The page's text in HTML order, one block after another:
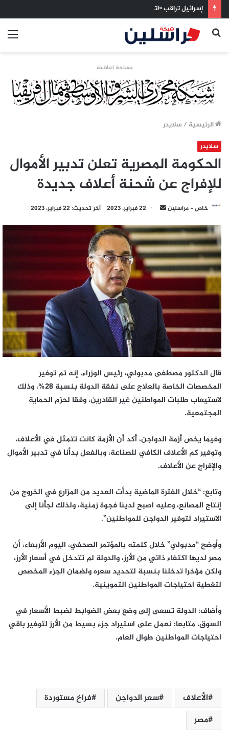
بحث
مساحة اعلانية
الرئيسية / سلايدر
سلايدر
الحكومة المصرية تعلن تدبير الأموال
للإفراج عن شحنة أعلاف جديدة
خاص - مراسلين
أرسل
إلكترونيا
22 فبراير، 2023 آخر تحديث: 22 فبراير، 2023
قال الدكتور مصطفى مدبولي، رئيس الوزراء، إنه تم توفير
المخصصات الخاصة بالعلاج على نفقة الدولة بنسبة 28%، وذلك
لاستيعاب طلبات المواطنين غير القادرين، وفقا لحزم الحماية
المجتمعية.
وفيما يخص أزمة الدواجن، أكد أن الأزمة كانت تتمثل في الأعلاف،
وتوفير كم الأعلاف الكافي للصناعة، وبالفعل بدأنا في تدبير الأموال
والإفراج عن الأعلاف.
وتابع: “خلال الفترة الماضية بدأت العديد من المزارع في الخروج من
إنتاج المصانع، وعليه اصبح لدينا فجوة زمنية، ولذلك لجأنا إلى
الاستيراد لتوفير الدواجن للمواطنين”.
وأوضح “مدبولي” خلال كلمته بالمؤتمر الصحفي، اليوم الأربعاء، أن
مصر لديها اكتفاء ذاتي من الأرز، والدولة لم تتدخل في أسعار الأرز،
ولكن مؤخرا تدخلنا بنسبة لتحديد سعره ولضمان الجزء المخصص
لتغطية احتياجات المواطنين التموينية.
وأضاف: الدولة تسعى إلى وضع بعض الضوابط لضبط الأسعار في
السوق، متابعا: نعمل على استيراد جزء بسيط من الأرز لتوفير باقي
احتياجات المواطنين طوال العام.
الأعلاف سعر الدواجن
فراخ مستوردة
مصر